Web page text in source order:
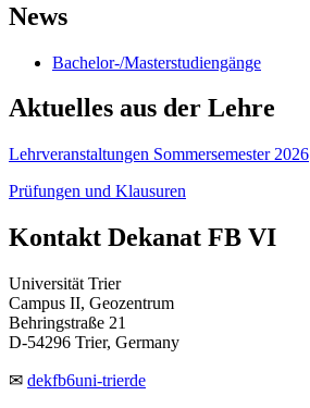
News
Bachelor-/Masterstudiengänge
Aktuelles aus der Lehre
Lehrveranstaltungen Sommersemester 2026
Prüfungen und Klausuren
Kontakt Dekanat FB VI
Universität Trier
Campus II, Geozentrum
Behringstraße 21
D-54296 Trier, Germany
✉ dekfb6uni-trierde